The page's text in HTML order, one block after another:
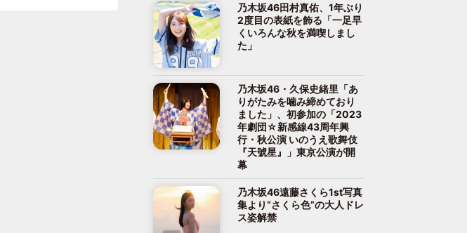
乃木坂46田村真佑、1年ぶり
2度目の表紙を飾る「一足早
くいろんな秋を満喫しまし
た」
乃木坂46・久保史緒里「あ
りがたみを噛み締めており
ました」、初参加の「2023
年劇団☆新感線43周年興
行・秋公演 いのうえ歌舞伎
『天號星』」東京公演が開
幕
乃木坂46遠藤さくら1st写真
集より“さくら色”の大人ドレ
ス姿解禁